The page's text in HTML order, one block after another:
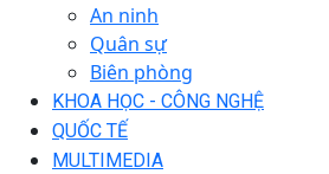
An ninh
Quân sự
Biên phòng
KHOA HỌC - CÔNG NGHỆ
QUỐC TẾ
MULTIMEDIA